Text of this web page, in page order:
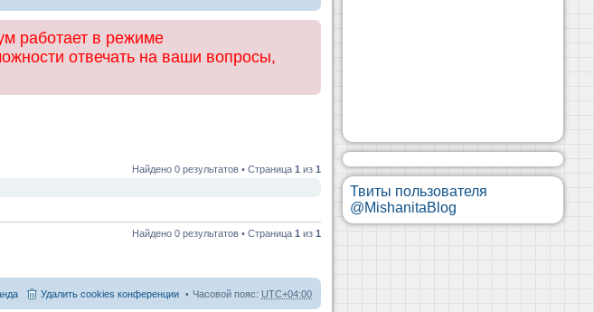
работает в режиме
отвечать на ваши вопросы,
Найдено 0 результатов • Страница 1 из 1
Найдено 0 результатов • Страница 1 из 1
Часовой пояс: UTC+04:00
Удалить cookies конференции
Твиты пользователя
@MishanitaBlog